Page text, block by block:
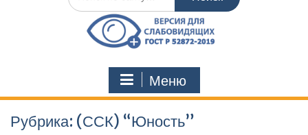
Меню
Рубрика: (ССК) “Юность”